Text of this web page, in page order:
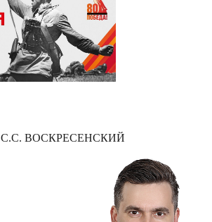
С.С. ВОСКРЕСЕНСКИЙ